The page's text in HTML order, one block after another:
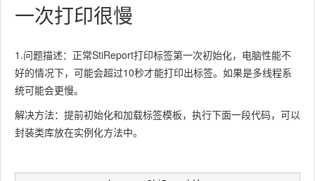
一次打印很慢
1.问题描述：正常StiReport打印标签第一次初始化，电脑性能不
好的情况下，可能会超过10秒才能打印出标签。如果是多线程系
统可能会更慢。
解决方法：提前初始化和加载标签模板，执行下面一段代码，可以
封装类库放在实例化方法中。